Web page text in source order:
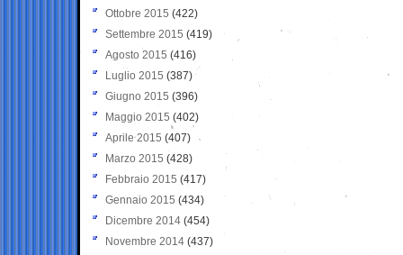
Ottobre 2015 (422)
Settembre 2015 (419)
Agosto 2015 (416)
Luglio 2015 (387)
Giugno 2015 (396)
Maggio 2015 (402)
Aprile 2015 (407)
Marzo 2015 (428)
Febbraio 2015 (417)
Gennaio 2015 (434)
Dicembre 2014 (454)
Novembre 2014 (437)